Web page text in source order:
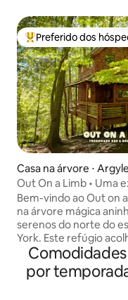
Entre os melhores
Preferido dos
Casa na árvore ⋅ Argyle
Out On a Limb • Uma
em uma casa na árvore
Bem-vindo ao Out on
na árvore mágica
serenos do norte do
York. Este refúgio
oferece uma
romântica, perfeita
viajantes solitários
por